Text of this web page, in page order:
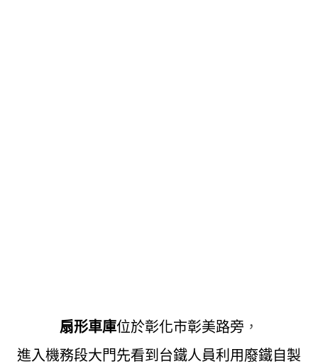
扇形車庫位於彰化市彰美路旁 ，
進入機務段大門先看到台鐵人員利用廢鐵自製